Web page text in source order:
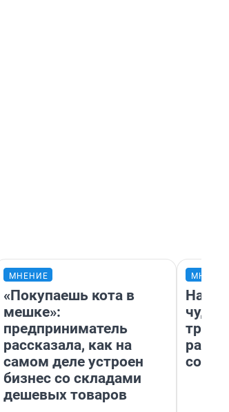
МНЕНИЕ
«Покупаешь кота в
мешке»:
предприниматель
рассказала, как на
самом деле устроен
бизнес со складами
дешевых товаров